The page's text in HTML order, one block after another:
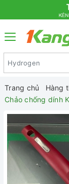
Trang chủ
Hàng
Chảo chống dính